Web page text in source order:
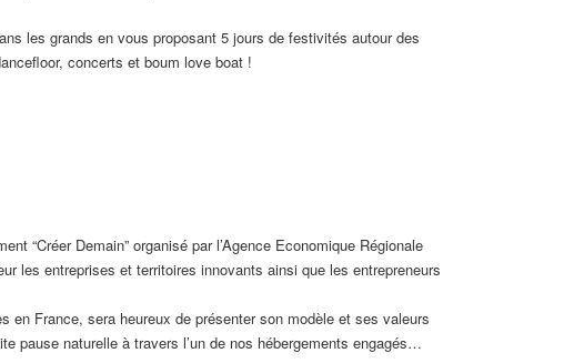
les grands en vous proposant 5 jours de festivités autour des
concerts et boum love boat !
“Créer Demain” organisé par l’Agence Economique Régionale
les entreprises et territoires innovants ainsi que les entrepreneurs
en France, sera heureux de présenter son modèle et ses valeurs
pause naturelle à travers l’un de nos hébergements engagés…